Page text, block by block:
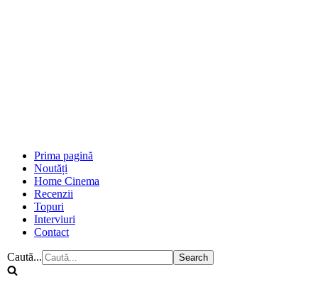
Prima pagină
Noutăți
Home Cinema
Recenzii
Topuri
Interviuri
Contact
Caută...